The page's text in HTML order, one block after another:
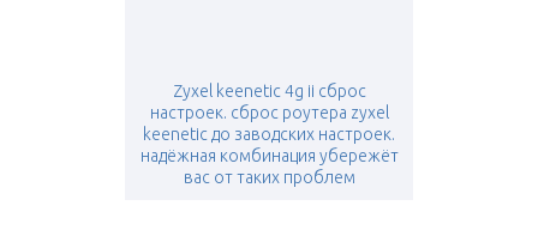
Zyxel keenetic 4g ii сброс
настроек. сброс роутера zyxel
keenetic до заводских настроек.
надёжная комбинация убережёт
вас от таких проблем